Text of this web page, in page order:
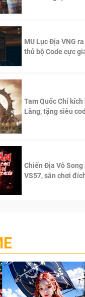
MU Lục Địa VNG
thủ bộ Code cực
Tam Quốc Chí
Lăng, tặng siêu
Chiến Địa Vô Song
VS57, sân chơi